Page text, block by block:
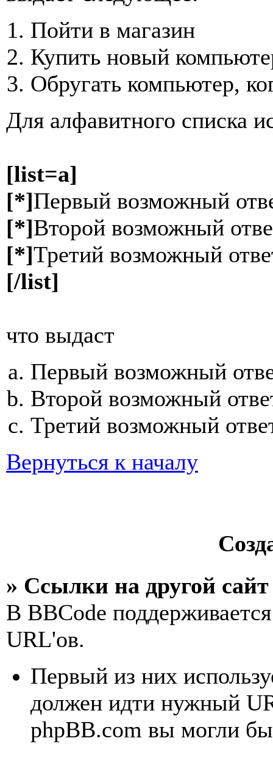
Пойти в магазин
Купить новый
Обругать компьютер,
Для алфавитного списка
[list=a]
[*]Первый возможный
[*]Второй возможный
[*]Третий возможный
[/list]
что выдаст
Первый возможный
Второй возможный
Третий возможный
Вернуться к началу
» Ссылки на другой сайт
В BBCode
URL'ов.
Первый из них
должен идти нужный
phpBB.com вы могли бы